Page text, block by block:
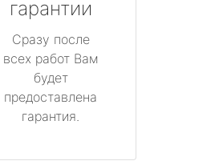
гарантии
Сразу после
всех работ Вам
будет
предоставлена
гарантия.